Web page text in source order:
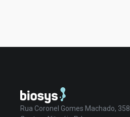
Rua Coronel Gomes Machado, 358